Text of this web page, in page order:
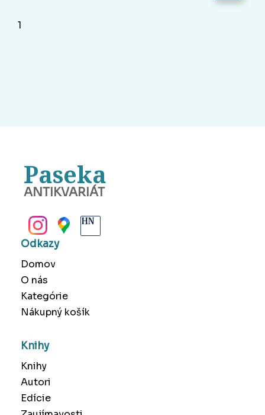
1
Paseka
ANTIKVARIÁT
Odkazy
Domov
O nás
Kategórie
Nákupný košík
Knihy
Knihy
Autori
Edície